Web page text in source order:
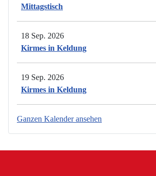
Mittagstisch
18 Sep. 2026
Kirmes in Keldung
19 Sep. 2026
Kirmes in Keldung
Ganzen Kalender ansehen